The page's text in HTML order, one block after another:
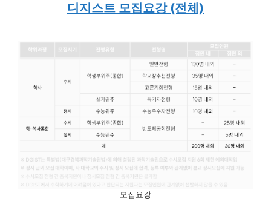
디지스트 모집요강 (전체)
모집요강